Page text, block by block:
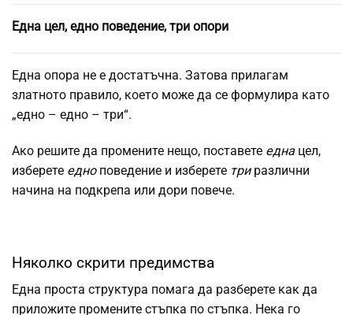
Една цел, едно поведение, три опори
Една опора не е достатъчна. Затова прилагам
златното правило, което може да се формулира като
„едно – едно – три“.
Ако решите да промените нещо, поставете еднацел,
изберете едноповедение и изберете триразлични
начина на подкрепа или дори повече.
Няколко скрити предимства
Една проста структура помага да разберете как да
приложите промените стъпка по стъпка. Нека го